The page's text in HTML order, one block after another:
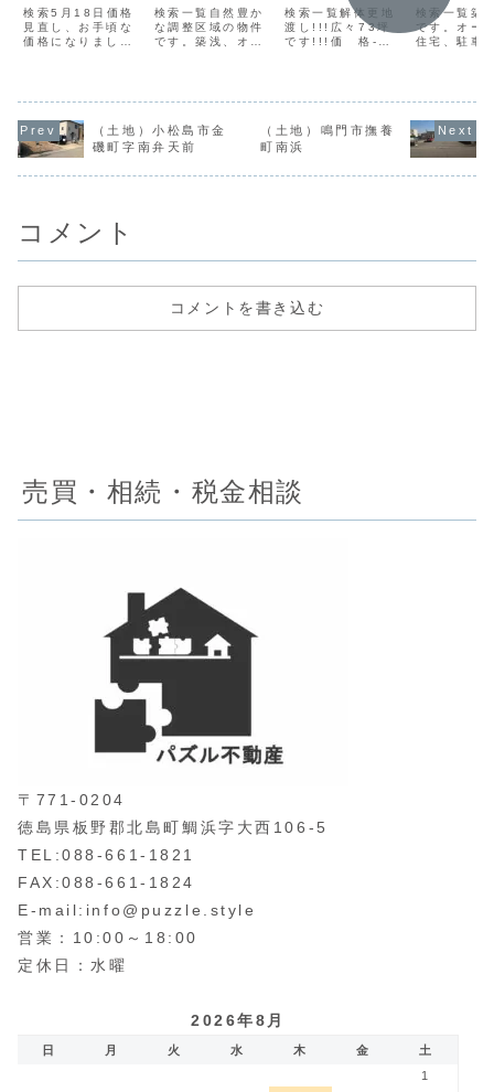
検索5月18日価格
見直し、お手頃な
価格になりまし
階建間取り6SDK
築年数1991年現
況・引渡空室・相
検索一覧自然豊か
な調整区域の物件
です。築浅、オー
況・引渡空室・相
談（基本情報）都
市計画調整区域用
検索一覧解体更地
渡し!!!広々73坪
です!!!価 格-所
都市計画市街化区
域用途地域1種住
居建ぺい率60%容
検索一覧築
です。オー
住宅、駐車
渡空室・相
本情報）都
市街化区域
（土地）小松島市金
磯町字南弁天前
（土地）鳴門市撫養
町南浜
コメント
コメントを書き込む
売買・相続・税金相談
〒771-0204
徳島県板野郡北島町鯛浜字大西106-5
TEL:088-661-1821
FAX:088-661-1824
E-mail:info@puzzle.style
営業：10:00～18:00
定休日：水曜
2026年8月
日 月 火 水 木 金
土
1